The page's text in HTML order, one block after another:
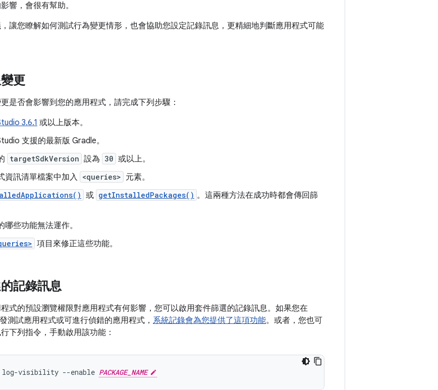
響，會很有幫助。
讓您瞭解如何測試行為變更情形，也會協助您設定記錄訊息，更精細地判斷應用程式可能
更
是否會影響到您的應用程式，請完成下列步驟：
3.6.1 或以上版本。
支援的最新版 Gradle。
targetSdkVersion 設為 30 或以上。
資訊清單檔案中加入 <queries> 元素。
或 getInstalledPackages() 。這兩種方法在成功時都會傳回篩
些功能無法運作。
項目來修正這些功能。
記錄訊息
式的預設瀏覽權限對應用程式有何影響，您可以啟用套件篩選的記錄訊息。如果您在
測試應用程式或可進行偵錯的應用程式， 系統記錄會為您提供了這項功能。或者，您也可
下列指令，手動啟用該功能：
log-visibility --enable PACKAGE_NAME